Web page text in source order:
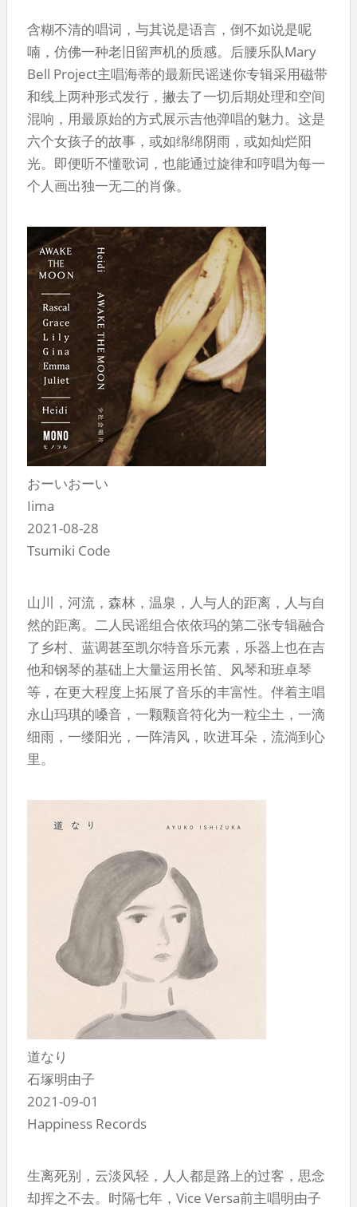
含糊不清的唱词，与其说是语言，倒不如说是呢
喃，仿佛一种老旧留声机的质感。后腰乐队Mary
Bell Project主唱海蒂的最新民谣迷你专辑采用磁带
和线上两种形式发行，撇去了一切后期处理和空间
混响，用最原始的方式展示吉他弹唱的魅力。这是
六个女孩子的故事，或如绵绵阴雨，或如灿烂阳
光。即便听不懂歌词，也能通过旋律和哼唱为每一
个人画出独一无二的肖像。
おーいおーい
Iima
2021-08-28
Tsumiki Code
山川，河流，森林，温泉，人与人的距离，人与自
然的距离。二人民谣组合依依玛的第二张专辑融合
了乡村、蓝调甚至凯尔特音乐元素，乐器上也在吉
他和钢琴的基础上大量运用长笛、风琴和班卓琴
等，在更大程度上拓展了音乐的丰富性。伴着主唱
永山玛琪的嗓音，一颗颗音符化为一粒尘土，一滴
细雨，一缕阳光，一阵清风，吹进耳朵，流淌到心
里。
道なり
石塚明由子
2021-09-01
Happiness Records
生离死别，云淡风轻，人人都是路上的过客，思念
却挥之不去。时隔七年，Vice Versa前主唱明由子